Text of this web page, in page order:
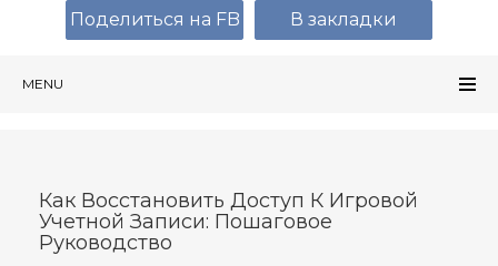
MENU
Как Восстановить Доступ К Игровой
Учетной Записи: Пошаговое
Руководство
Поделиться на FB В закладки